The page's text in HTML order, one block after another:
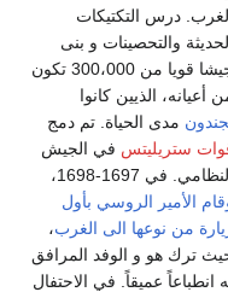
درس التكتيكات
والتحصينات و بنى
جيشا قويا من 300،000 تكون
أعيانه، الذيين كانوا
مدى الحياة. تم دمج
ستريليتس في الجيش
في 1697-1698،
الأمير الروسي بأول
من نوعها الى الغرب،
ترك هو و الوفد المرافق
انطباعاً عميقاً. في الاحتفال